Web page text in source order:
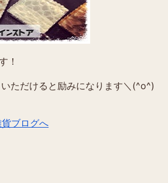
！
ただけると励みになります＼(^o^)